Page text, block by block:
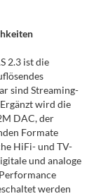
2.3 ist die
sind Streaming-
wird die
DAC, der
Formate
HiFi- und TV-
und analoge
werden